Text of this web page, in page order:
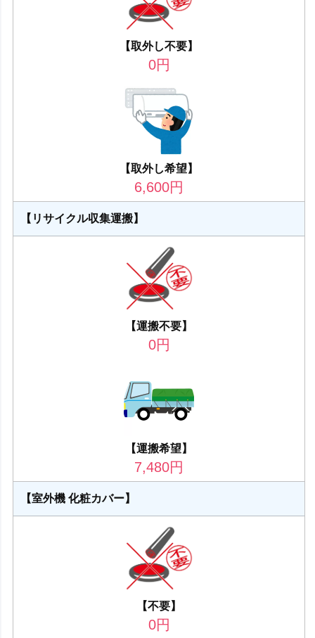
【取外し不要】
0円
【取外し希望】
6,600円
【リサイクル収集運搬】
【運搬不要】
0円
【運搬希望】
7,480円
【室外機 化粧カバー】
【不要】
0円